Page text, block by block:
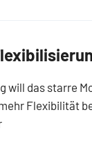
will das starre
Flexibilität